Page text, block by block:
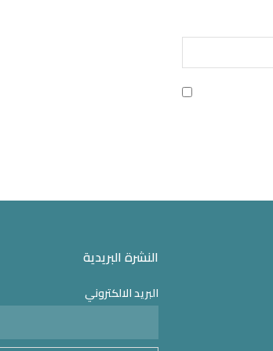
النشرة البريدية
البريد الالكتروني